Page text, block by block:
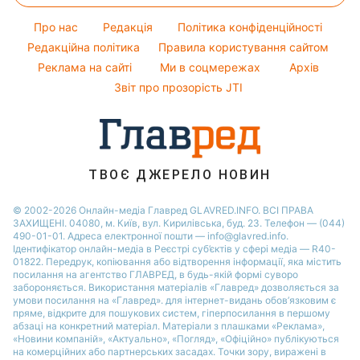
Філіп Кіркоров
Новини Рівного
Погода на завтра
Пилова буря
Прибирання
Кімнатні рослини
Авто
Про нас Редакція
Політика конфіденційності
Редакційна політика
Правила користування сайтом
Реклама на сайті
Ми в соцмережах
Архів
Звіт про прозорість JTI
ТВОЄ ДЖЕРЕЛО НОВИН
© 2002-2026 Онлайн-медіа Главред GLAVRED.INFO. ВСІ ПРАВА
ЗАХИЩЕНІ. 04080, м. Київ, вул. Кирилівська, буд. 23. Телефон — (044)
490-01-01. Адреса електронної пошти — info@glavred.info.
Ідентифікатор онлайн-медіа в Реєстрі суб’єктів у сфері медіа — R40-
01822. Передрук, копіювання або відтворення інформації, яка містить
посилання на агентство ГЛАВРЕД, в будь-якій формi суворо
забороняється. Використання матеріалів «Главред» дозволяється за
умови посилання на «Главред». для інтернет-видань обов’язковим є
пряме, відкрите для пошукових систем, гіперпосилання в першому
абзаці на конкретний матеріал. Матеріали з плашками «Реклама»,
«Новини компаній», «Актуально», «Погляд», «Офіційно» публікуються
на комерційних або партнерських засадах. Точки зору, виражені в